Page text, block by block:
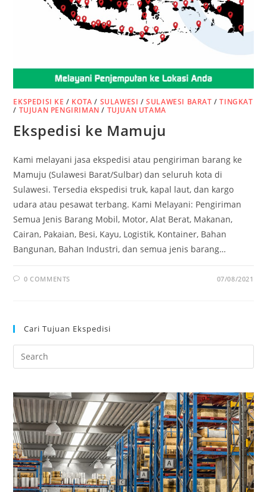
EKSPEDISI KE / KOTA / SULAWESI /SULAWESI BARAT /TINGKAT
/ TUJUAN PENGIRIMAN / TUJUAN UTAMA
Ekspedisi ke Mamuju
Kami melayani jasa ekspedisi atau pengiriman barang ke
Mamuju (Sulawesi Barat/Sulbar) dan seluruh kota di
Sulawesi. Tersedia ekspedisi truk, kapal laut, dan kargo
udara atau pesawat terbang. Kami Melayani: Pengiriman
Semua Jenis Barang Mobil, Motor, Alat Berat, Makanan,
Cairan, Pakaian, Besi, Kayu, Logistik, Kontainer, Bahan
Bangunan, Bahan Industri, dan semua jenis barang…
0 COMMENTS 07/08/2021
Cari Tujuan Ekspedisi